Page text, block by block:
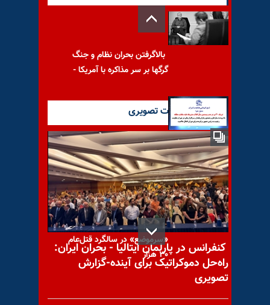
بالا‌گرفتن بحران نظام و جنگ
گرگها بر سر مذاکره با آمریکا -
شورای ملی مقاومت ایران -
مسئول شورا - تبریک ۳۰ تیر در
۶۰ شعله با درود به سربداران
«سرموضع» در سالگرد قتل‌عام
۳۰ هزار
آخرین گزارشات تصویری
کنفرانس در پارلمان ایتالیا - بحران ایران:
راه‌حل دموکراتیک برای آینده-گزارش
تصویری